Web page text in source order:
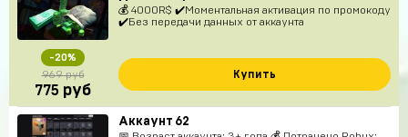
💰 4000R$ ✔️Моментальная активация по промокоду
✔️Без передачи данных от аккаунта
-20%
969 руб
775 руб
Купить
Аккаунт 62